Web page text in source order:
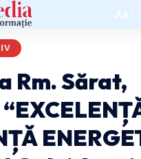
Aa
Rm. Sărat,